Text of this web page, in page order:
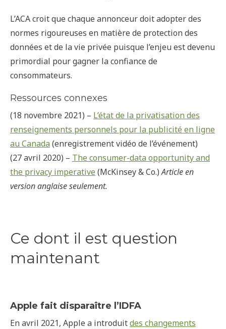
L’ACA croit que chaque annonceur doit adopter des
normes rigoureuses en matière de protection des
données et de la vie privée puisque l’enjeu est devenu
primordial pour gagner la confiance de
consommateurs.
Ressources connexes
(18 novembre 2021) – L’état de la privatisation des
renseignements personnels pour la publicité en ligne
au Canada(enregistrement vidéo de l’événement)
(27 avril 2020) – The consumer-data opportunity and
the privacy imperative(McKinsey & Co.)Article en
version anglaise seulement.
Ce dont il est question
maintenant
Apple fait disparaître l’IDFA
En avril 2021, Apple a introduitdes changements